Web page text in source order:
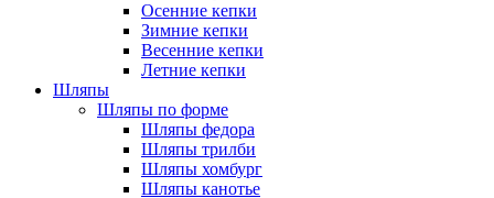
Осенние кепки
Зимние кепки
Весенние кепки
Летние кепки
Шляпы
Шляпы по форме
Шляпы федора
Шляпы трилби
Шляпы хомбург
Шляпы канотье